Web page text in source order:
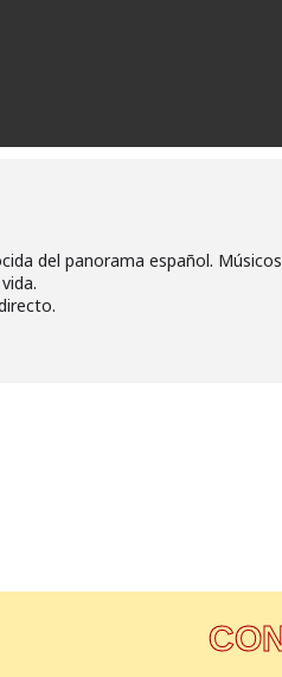
del panorama español.